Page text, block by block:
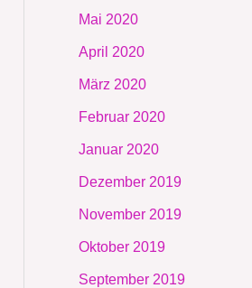
Mai 2020
April 2020
März 2020
Februar 2020
Januar 2020
Dezember 2019
November 2019
Oktober 2019
September 2019